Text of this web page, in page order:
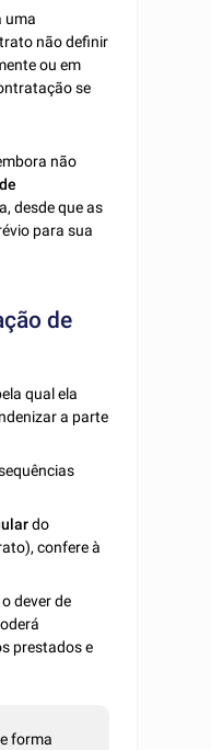
uma
não definir
ou em
se
não
desde que as
para sua
de
qual ela
a parte
do
confere à
dever de
prestados e
forma